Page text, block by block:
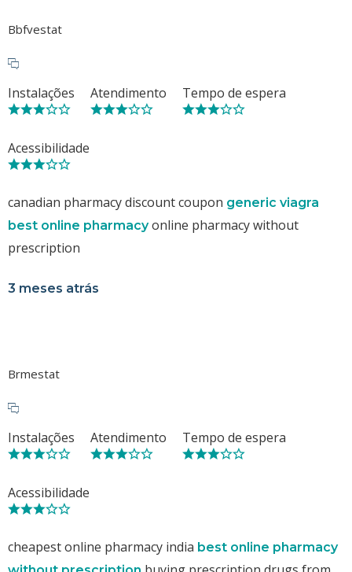
Bbfvestat
Instalações Atendimento Tempo de espera
Acessibilidade
canadian pharmacy discount coupon generic viagra
best online pharmacyonline pharmacy without
prescription
3 meses atrás
Brmestat
Instalações Atendimento Tempo de espera
Acessibilidade
cheapest online pharmacy india best online pharmacy